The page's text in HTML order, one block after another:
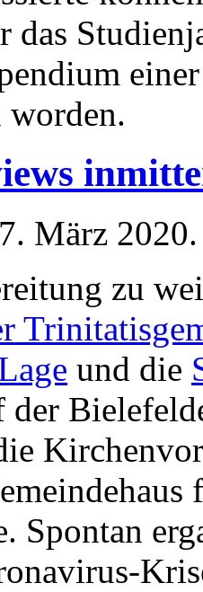
das
worden.
März 2020.
zu
und die
der
Spontan